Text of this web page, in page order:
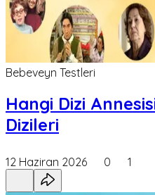
Bebeveyn Testleri
Hangi Dizi
Dizileri
12 Haziran 2026 0 1